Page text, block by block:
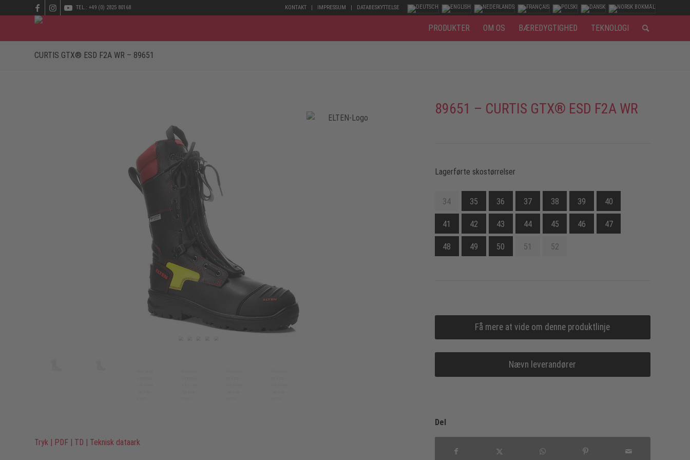
KONTAKT IMPRESSUM DATABESKYTTELSE
TEL.: +49 (0) 2825 80168
PRODUKTER OM OS BÆREDYGTIGHED TEKNOLOGI
CURTIS GTX® ESD F2A WR – 89651
Tryk | PDF | TD | Teknisk dataark
89651 – CURTIS GTX® ESD F2A WR
Lagerførte skostørrelser
34 35 36 37 38 39 40
41 42 43 44 45 46 47
48 49 50 51 52
Få mere at vide om denne produktlinje
Nævn leverandører
Del